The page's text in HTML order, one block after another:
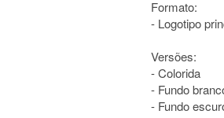
Formato:
- Logotipo
Versões:
- Colorida
- Fundo
- Fundo